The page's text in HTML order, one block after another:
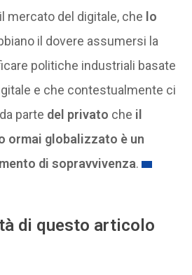
mercato del digitale, che lo
il dovere assumersi la
politiche industriali basate
e che contestualmente ci
parte del privato che il
ormai globalizzato è un
di sopravvivenza.
di questo articolo